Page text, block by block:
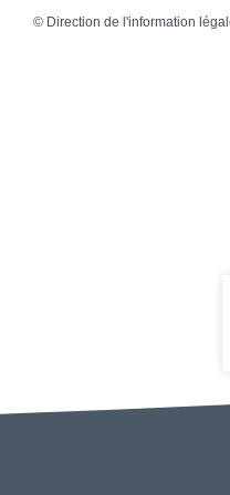
© Direction de l'information